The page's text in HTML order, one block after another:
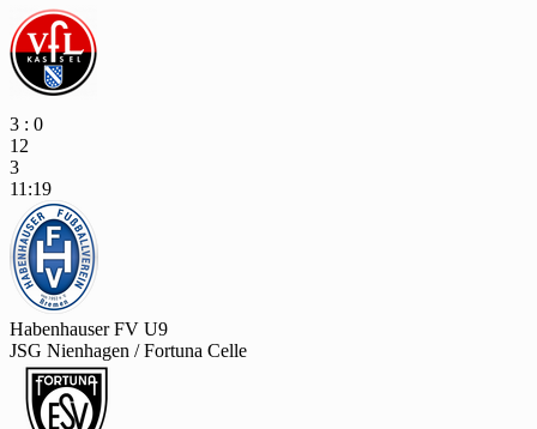
3 : 0
12
3
11:19
Habenhauser FV U9
JSG Nienhagen / Fortuna Celle